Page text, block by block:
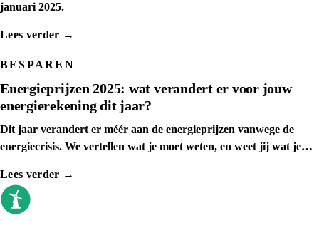
januari 2025.
Lees verder →
BESPAREN
Energieprijzen 2025: wat verandert er voor jouw
energierekening dit jaar?
Dit jaar verandert er méér aan de energieprijzen vanwege de
energiecrisis. We vertellen wat je moet weten, en weet jij wat je
Lees verder →